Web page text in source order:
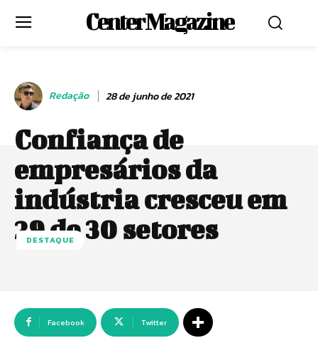
Center Magazine
Redação 28 de junho de 2021
Confiança de
empresários da
indústria cresceu em
29 de 30 setores
DESTAQUE
Facebook Twitter